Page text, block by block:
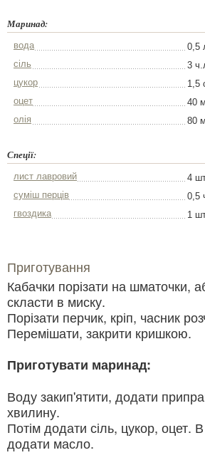
Маринад:
вода
0,5
сіль
3
цукор
1,5
оцет
40
олія
80
Спеції:
лист лавровий
4
суміш перців
0,5
гвоздика
1
Приготування
Кабачки порізати на шматочки,
скласти в миску.
Порізати перчик, кріп, часник
Перемішати, закрити кришкою.
Приготувати маринад:
Воду закип'ятити, додати
хвилину.
Потім додати сіль, цукор, оцет.
додати масло.